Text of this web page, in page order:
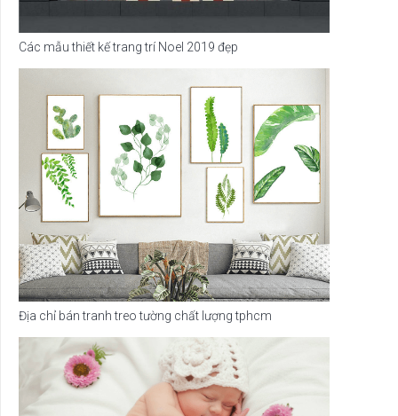
Các mẫu thiết kế trang trí Noel 2019 đẹp
Địa chỉ bán tranh treo tường chất lượng tphcm